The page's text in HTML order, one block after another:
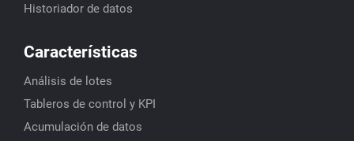
Historiador de datos
Características
Análisis de lotes
Tableros de control y KPI
Acumulación de datos